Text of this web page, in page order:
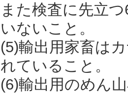
また検査に先立
いないこと。
(5)輸出用家畜は
れていること。
(6)輸出用のめん